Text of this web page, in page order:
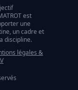
est
une
un cadre et
discipline.
légales &